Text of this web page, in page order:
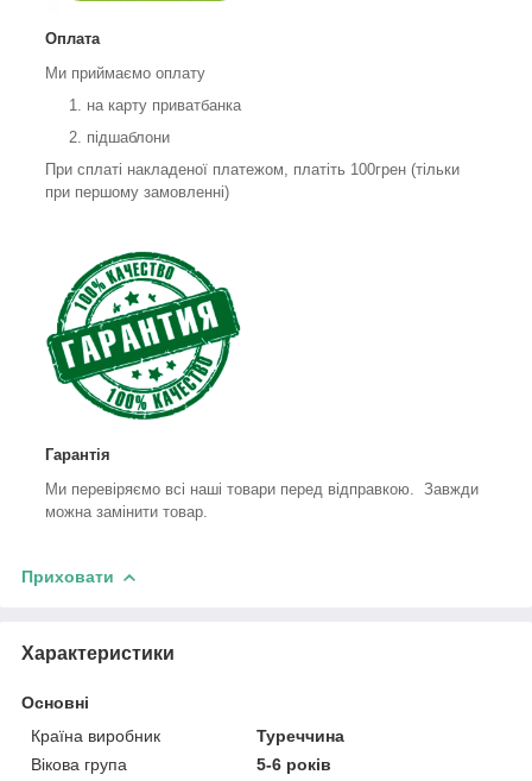
Оплата
Ми приймаємо оплату
на карту приватбанка
підшаблони
При сплаті накладеної платежом, платіть 100грен (тільки
при першому замовленні)
Гарантія
Ми перевіряємо всі наші товари перед відправкою. Завжди
можна замінити товар.
Приховати
Характеристики
Основні
Країна виробник
Туреччина
Вікова група
5-6 років